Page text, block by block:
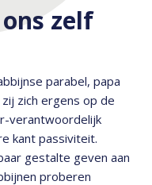
zelf
parabel, papa
zich ergens op de
verantwoordelijk
kant passiviteit.
gestalte geven aan
proberen